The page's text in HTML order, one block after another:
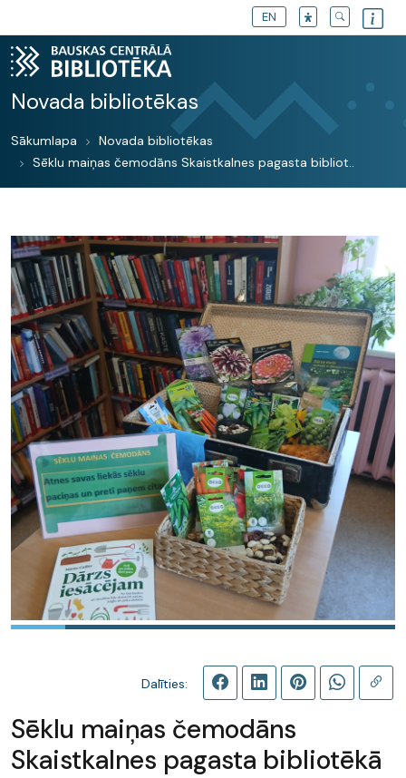
EN
Novada bibliotēkas
Sākumlapa
Novada bibliotēkas
Sēklu maiņas čemodāns Skaistkalnes pagasta bibliot..
Dalīties:
Sēklu maiņas čemodāns
Skaistkalnes pagasta bibliotēkā